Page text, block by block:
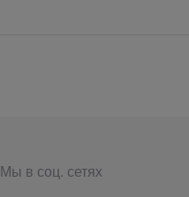
Мы в соц. сетях